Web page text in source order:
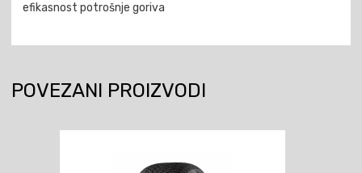
efikasnost potrošnje goriva
POVEZANI PROIZVODI